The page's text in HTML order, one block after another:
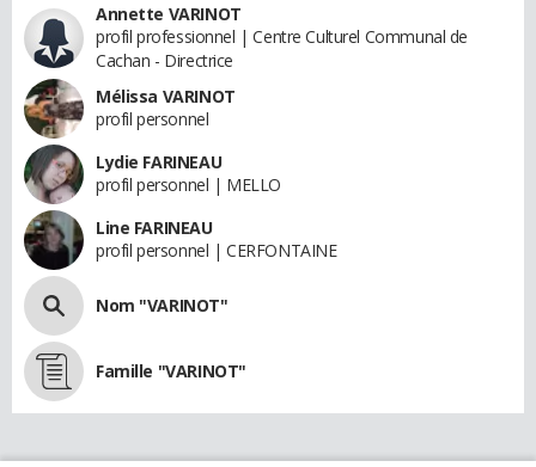
Annette VARINOT
profil professionnel | Centre Culturel Communal de
Cachan - Directrice
Mélissa VARINOT
profil personnel
Lydie FARINEAU
profil personnel | MELLO
Line FARINEAU
profil personnel | CERFONTAINE
Nom "VARINOT"
Famille "VARINOT"